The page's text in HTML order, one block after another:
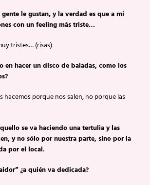
le gustan, y la verdad es que a mi
con un feeling más triste…
tristes… (risas)
en hacer un disco de baladas, como los
hacemos porque nos salen, no porque las
se va haciendo una tertulia y las
y no sólo por nuestra parte, sino por la
por el local.
¿a quién va dedicada?